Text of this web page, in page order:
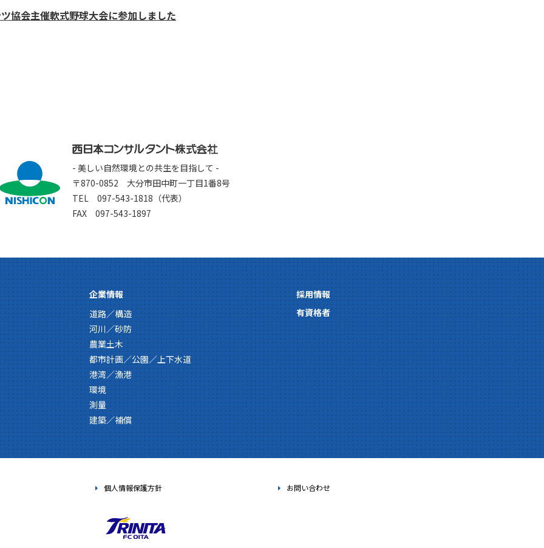
協会主催軟式野球大会に参加しました
- 美しい自然環境との共生を目指して -
〒870-0852 大分市田中町一丁目1番8号
TEL 097-543-1818（代表）
FAX 097-543-1897
企業情報
道路／構造
河川／砂防
農業土木
都市計画／公園／上下水道
港湾／漁港
環境
測量
建築／補償
採用情報
有資格者
個人情報保護方針 お問い合わせ